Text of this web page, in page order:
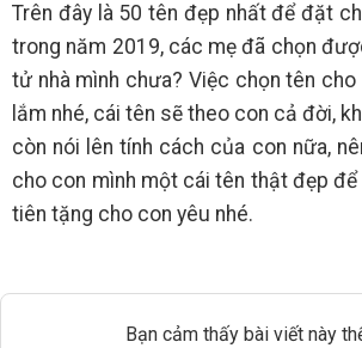
Trên đây là 50 tên đẹp nhất để đặt
trong năm 2019, các mẹ đã chọn
tử nhà mình chưa? Việc chọn tên
lắm nhé, cái tên sẽ theo con cả đời,
còn nói lên tính cách của con nữa,
cho con mình một cái tên thật đẹp
tiên tặng cho con yêu nhé.
Bạn cảm thấy bài viết này